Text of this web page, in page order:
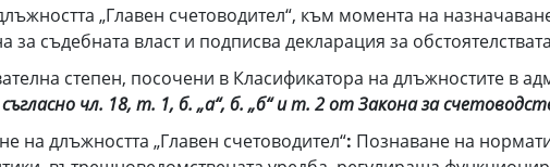
„Главен счетоводител“, към момента на
за съдебната власт и подписва декларация за
степен, посочени в Класификатора на длъжностите в
съгласно чл. 18, т. 1, б. „а“, б. „б“ и т. 2 от Закона за
на длъжността „Главен счетоводител“: Познаване на